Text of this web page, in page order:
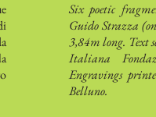
Six poetic
Guido Strazza
3,84m long. Text
Italiana
Engravings
Belluno.